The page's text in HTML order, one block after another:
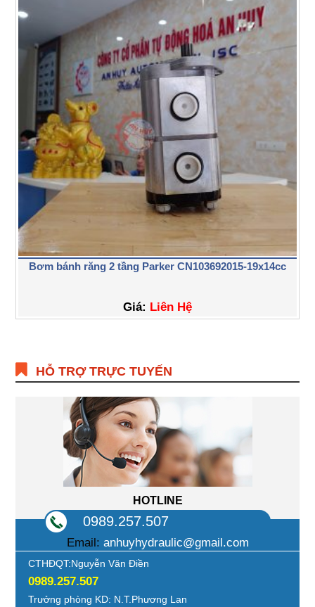
Bơm bánh răng 2 tầng Parker CN103692015-19x14cc
Giá: Liên Hệ
HỖ TRỢ TRỰC TUYẾN
HOTLINE
0989.257.507
Email: anhuyhydraulic@gmail.com
CTHĐQT:Nguyễn Văn Điền
0989.257.507
Trưởng phòng KD: N.T.Phương Lan